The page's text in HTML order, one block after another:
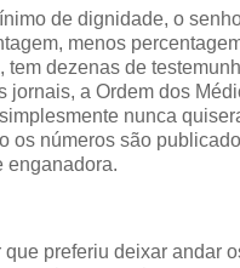
de dignidade, o
menos
tem dezenas de
jornais, a Ordem dos
nunca
os números são
enganadora.
que preferiu deixar andar